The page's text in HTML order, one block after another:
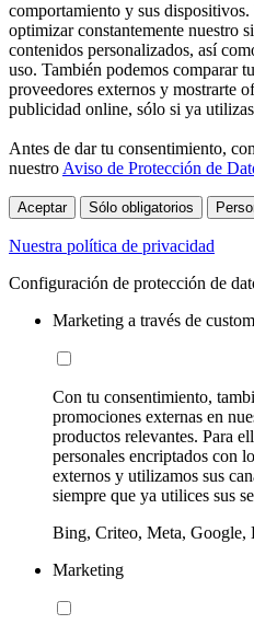
comportamiento y sus
optimizar constantemente nuestro
contenidos personalizados, así
uso. También podemos comparar
proveedores externos y mostrarte
publicidad online, sólo si ya
Antes de dar tu consentimiento,
nuestroAviso de Protección de
Aceptar Sólo obligatorios
Nuestra política de privacidad
Configuración de protección de
Marketing a través de
Con tu consentimiento,
promociones externas en
productos relevantes. Para
personales encriptados con
externos y utilizamos sus
siempre que ya utilices sus
Bing, Criteo, Meta, Google,
Marketing